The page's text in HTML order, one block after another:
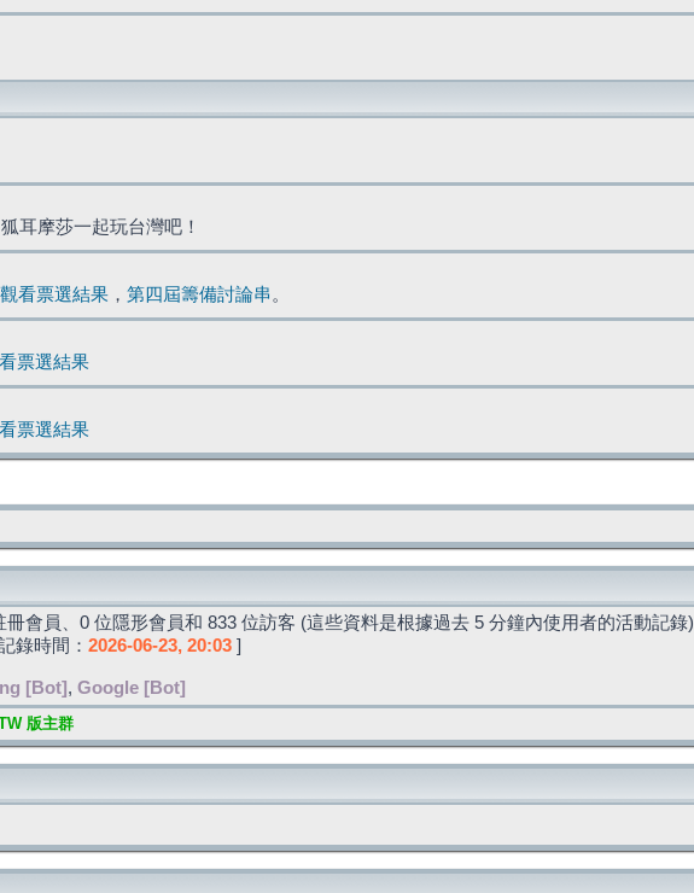
耳摩莎一起玩台灣吧！
觀看票選結果 ， 第四屆籌備討論串 。
票選結果
票選結果
冊會員、0 位隱形會員和 833 位訪客 (這些資料是根據過去 5 分鐘內使用者的活動記錄)
錄時間： 2026-06-23, 20:03 ]
[Bot] , Google [Bot]
版主群